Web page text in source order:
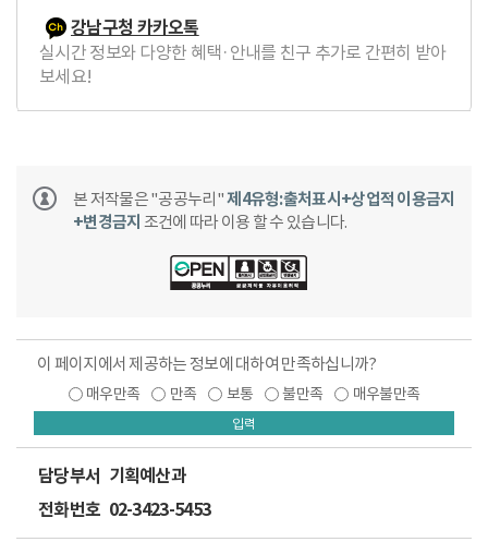
강남구청 카카오톡
실시간 정보와 다양한 혜택·안내를 친구 추가로 간편히 받아
보세요!
본 저작물은 "공공누리"제4유형:출처표시+상업적 이용금지
+변경금지 조건에 따라 이용 할 수 있습니다.
이 페이지에서 제공하는 정보에 대하여 만족하십니까?
매우만족 만족 보통 불만족 매우불만족
입력
담당부서 기획예산과
전화번호 02-3423-5453